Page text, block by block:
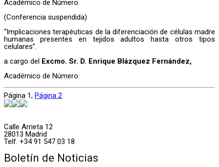
Académico de Número.
(Conferencia suspendida)
“Implicaciones terapéuticas de la diferenciación de células madre
humanas presentes en tejidos adultos hasta otros tipos
celulares”.
a cargo del Excmo. Sr. D. Enrique Blázquez Fernández,
Académico de Número.
Página 1, Página 2
Calle Arrieta 12
28013 Madrid
Telf. +34 91 547 03 18
Boletín de Noticias